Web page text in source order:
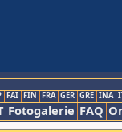
FAI FIN FRA GER GRE INA
Fotogalerie FAQ